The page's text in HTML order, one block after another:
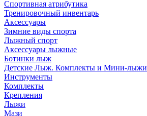
Спортивная атрибутика
Тренировочный инвентарь
Аксессуары
Зимние виды спорта
Лыжный спорт
Аксессуары лыжные
Ботинки лыж
Детские Лыж. Комплекты и Мини-лыжи
Инструменты
Комплекты
Крепления
Лыжи
Мази